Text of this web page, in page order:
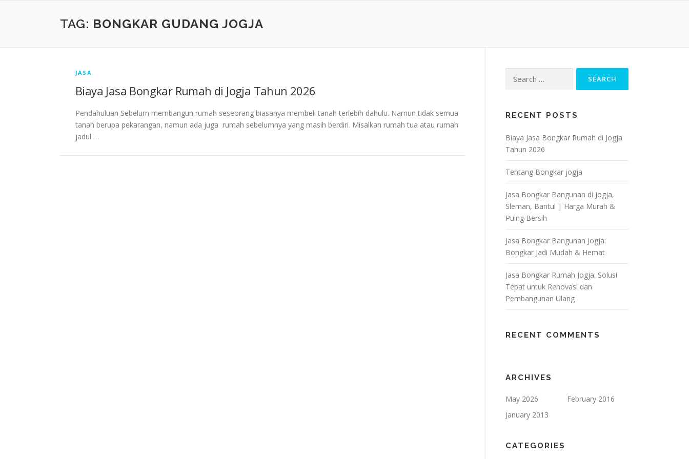
TAG: BONGKAR GUDANG JOGJA
JASA
Biaya Jasa Bongkar Rumah di Jogja Tahun 2026
Pendahuluan Sebelum membangun rumah seseorang biasanya membeli tanah terlebih dahulu. Namun tidak semua
tanah berupa pekarangan, namun ada juga rumah sebelumnya yang masih berdiri. Misalkan rumah tua atau rumah
jadul …
for:
RECENT POSTS
Biaya Jasa Bongkar Rumah di Jogja
Tahun 2026
Tentang Bongkar jogja
Jasa Bongkar Bangunan di Jogja,
Sleman, Bantul | Harga Murah &
Puing Bersih
Jasa Bongkar Bangunan Jogja:
Bongkar Jadi Mudah & Hemat
Jasa Bongkar Rumah Jogja: Solusi
Tepat untuk Renovasi dan
Pembangunan Ulang
RECENT COMMENTS
ARCHIVES
May 2026
February 2016
January 2013
CATEGORIES